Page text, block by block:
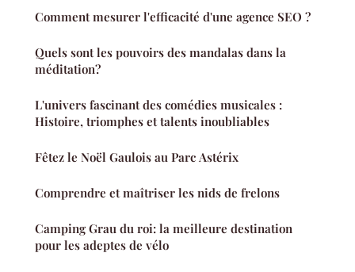
Comment mesurer l'efficacité d'une agence SEO ?
Quels sont les pouvoirs des mandalas dans la
méditation?
L'univers fascinant des comédies musicales :
Histoire, triomphes et talents inoubliables
Fêtez le Noël Gaulois au Parc Astérix
Comprendre et maîtriser les nids de frelons
Camping Grau du roi: la meilleure destination
pour les adeptes de vélo